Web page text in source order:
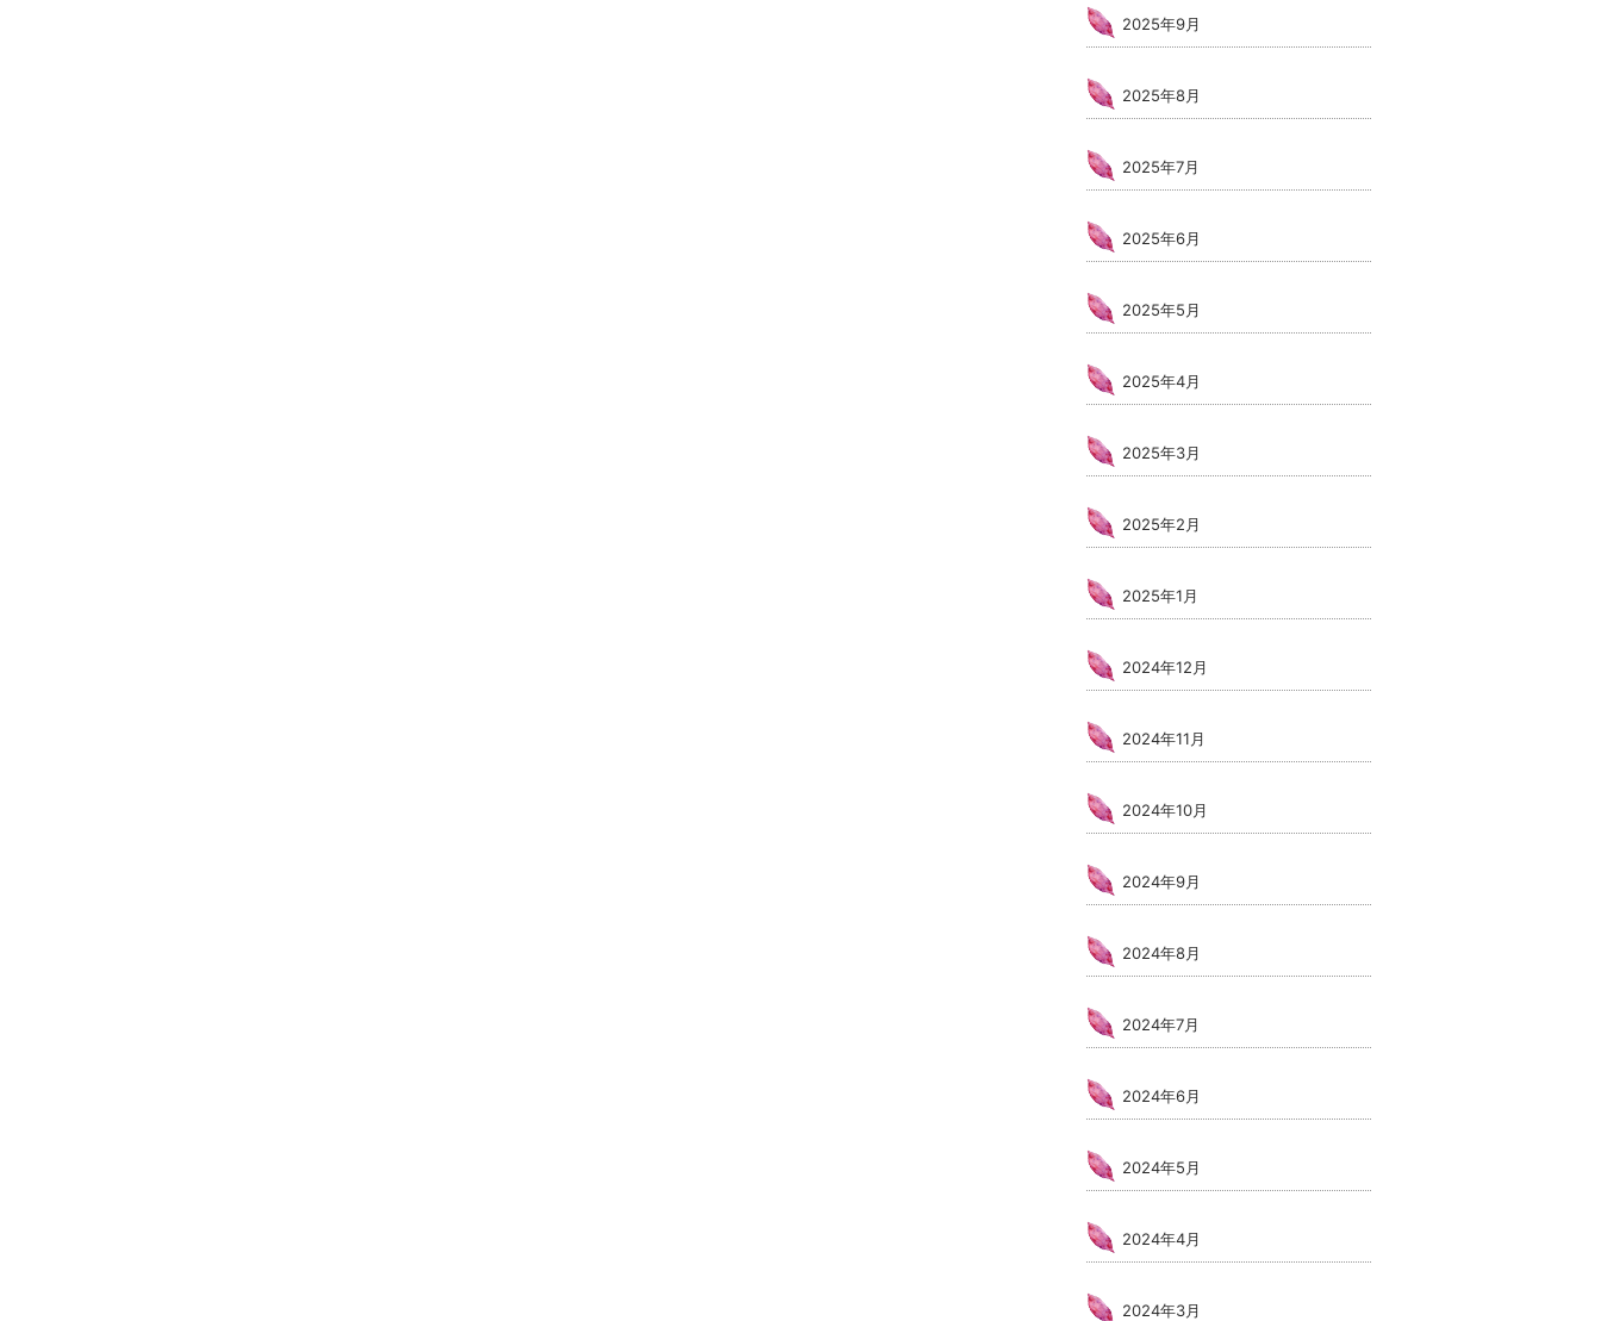
2025年9月
2025年8月
2025年7月
2025年6月
2025年5月
2025年4月
2025年3月
2025年2月
2025年1月
2024年12月
2024年11月
2024年10月
2024年9月
2024年8月
2024年7月
2024年6月
2024年5月
2024年4月
2024年3月